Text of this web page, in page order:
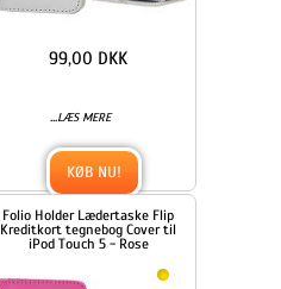
...LÆS MERE
99,00 DKK
KØB NU!
Folio Holder Lædertaske Flip
Kreditkort tegnebog Cover til
iPod Touch 5 - Rose